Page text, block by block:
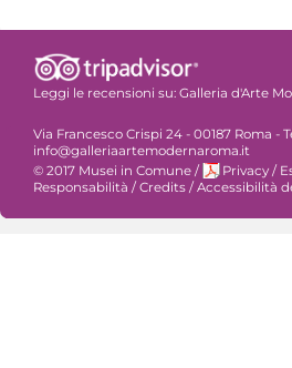
Leggi le recensioni su: Galleria d'Arte
Via Francesco Crispi 24 - 00187 Roma -
info@galleriaartemodernaroma.it
© 2017 Musei in Comune / Privacy /
Responsabilità /Credits /Accessibilità